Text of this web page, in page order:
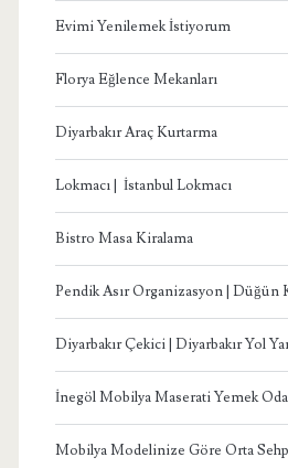
Evimi Yenilemek İstiyorum
Florya Eğlence Mekanları
Diyarbakır Araç Kurtarma
Lokmacı | İstanbul Lokmacı
Bistro Masa Kiralama
Pendik Asır Organizasyon | Düğün
Diyarbakır Çekici | Diyarbakır Yol
İnegöl Mobilya Maserati Yemek
Mobilya Modelinize Göre Orta